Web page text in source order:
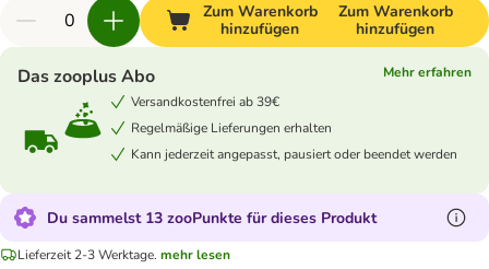
Zum Warenkorb
hinzufügen
Zum Warenkorb
hinzufügen
Das zooplus Abo
Mehr erfahren
Versandkostenfrei ab 39€
Regelmäßige Lieferungen erhalten
Kann jederzeit angepasst, pausiert oder beendet werden
Du sammelst 13 zooPunkte für dieses Produkt
Lieferzeit 2-3 Werktage. mehr lesen